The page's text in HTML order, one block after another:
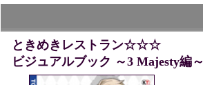
ときめきレストラン☆☆☆
ビジュアルブック ～3 Majesty編～